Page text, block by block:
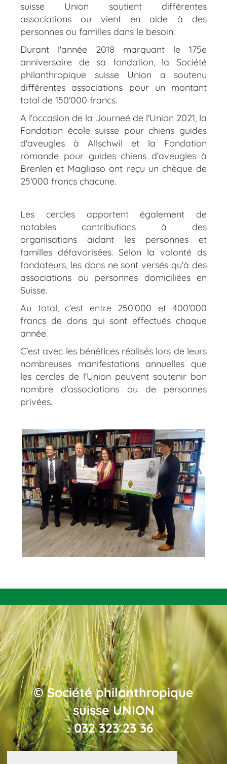
suisse Union soutient différentes
associations ou vient en aide à des
personnes ou familles dans le besoin.
Durant l'année 2018 marquant le 175e
anniversaire de sa fondation, la Société
philanthropique suisse Union a soutenu
différentes associations pour un montant
total de 150'000 francs.
A l'occasion de la Journeé de l'Union 2021, la
Fondation école suisse pour chiens guides
d'aveugles à Allschwil et la Fondation
romande pour guides chiens d'aveugles à
Brenlen et Magliaso ont reçu un chèque de
25'000 francs chacune.
Les cercles apportent également de
notables contributions à des
organisations aidant les personnes et
familles défavorisées. Selon la volonté ds
fondateurs, les dons ne sont versés qu'à des
associations ou personnes domiciliées en
Suisse.
Au total, c'est entre 250'000 et 400'000
francs de dons qui sont effectués chaque
année.
C'est avec les bénéfices réalisés lors de leurs
nombreuses manifestations annuelles que
les cercles de l'Union peuvent soutenir bon
nombre d'associations ou de personnes
privées.
© Société philanthropique
suisse UNION
032 323 23 36